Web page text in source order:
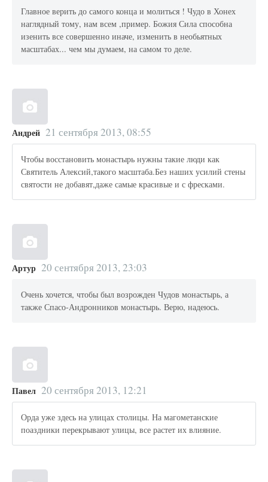
Главное верить до самого конца и молиться ! Чудо в Хонех
наглядный тому, нам всем ,пример. Божия Сила способна
изенить все совершенно иначе, изменить в необьятных
масштабах... чем мы думаем, на самом то деле.
Андрей 21 сентября 2013, 08:55
Чтобы восстановить монастырь нужны такие люди как
Святитель Алексий,такого масштаба.Без наших усилий стены
святости не добавят,даже самые красивые и с фресками.
Артур 20 сентября 2013, 23:03
Очень хочется, чтобы был возрожден Чудов монастырь, а
также Спасо-Андронников монастырь. Верю, надеюсь.
Павел 20 сентября 2013, 12:21
Орда уже здесь на улицах столицы. На магометанские
поаздники перекрывают улицы, все растет их влияние.